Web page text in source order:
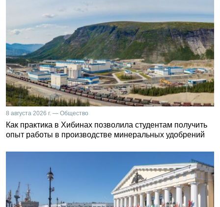
8 августа 2026 г. — Общество
Как практика в Хибинах позволила студентам получить
опыт работы в производстве минеральных удобрений